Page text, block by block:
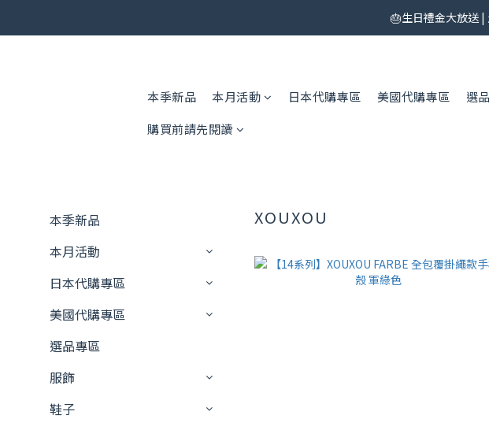
🎟️ 免運券來了！每月 25 號準時開搶｜
🎂生日禮金大放送
本季新品 本月活動 日本代購專區 美國代購專區 選
購買前請先閱讀
本季新品
本月活動
日本代購專區
美國代購專區
選品專區
服飾
鞋子
XOUXOU